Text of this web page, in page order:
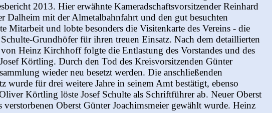
2013. Hier erwähnte Kameradschaftsvorsitzender Reinhard
Dalheim mit der Almetalbahnfahrt und den gut besuchten
Mitarbeit und lobte besonders die Visitenkarte des Vereins - die
Grundhöfer für ihren treuen Einsatz. Nach dem detaillierten
Heinz Kirchhoff folgte die Entlastung des Vorstandes und des
Körtling. Durch den Tod des Kreisvorsitzenden Günter
wieder neu besetzt werden. Die anschließenden
für drei weitere Jahre in seinem Amt bestätigt, ebenso
Körtling löste Josef Schulte als Schriftführer ab. Neuer Oberst
Oberst Günter Joachimsmeier gewählt wurde. Heinz